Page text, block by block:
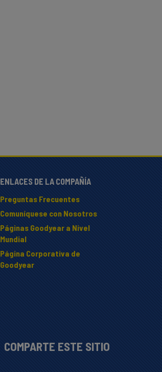
ENLACES DE LA COMPAÑÍA
Preguntas Frecuentes
Comuníquese con Nosotros
Páginas Goodyear a Nivel
Mundial
Página Corporativa de
Goodyear
COMPARTE ESTE SITIO